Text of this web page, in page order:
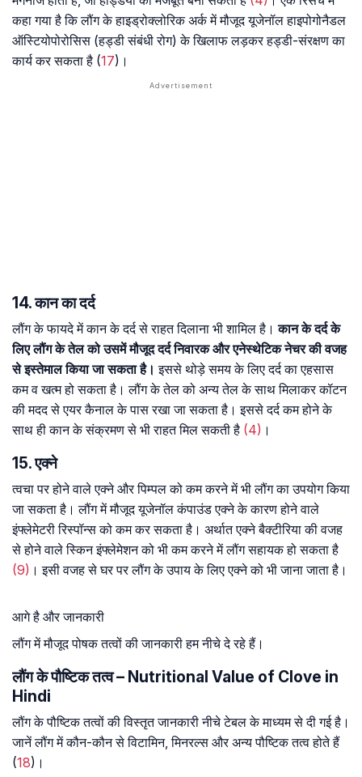
कहा गया है कि लौंग के हाइड्रोक्लोरिक अर्क में मौजूद यूजेनॉल हाइपोगोनैडल
ऑस्टियोपोरोसिस (हड्डी संबंधी रोग) के खिलाफ लड़कर हड्डी-संरक्षण का
कार्य कर सकता है (17)।
14. कान का दर्द
लौंग के फायदे में कान के दर्द से राहत दिलाना भी शामिल है।कान के दर्द के
लिए लौंग के तेल को उसमें मौजूद दर्द निवारक और एनेस्थेटिक नेचर की वजह
से इस्तेमाल किया जा सकता है। इससे थोड़े समय के लिए दर्द का एहसास
कम व खत्म हो सकता है। लौंग के तेल को अन्य तेल के साथ मिलाकर कॉटन
की मदद से एयर कैनाल के पास रखा जा सकता है। इससे दर्द कम होने के
साथ ही कान के संक्रमण से भी राहत मिल सकती है (4) ।
15. एक्ने
त्वचा पर होने वाले एक्ने और पिम्पल को कम करने में भी लौंग का उपयोग किया
जा सकता है। लौंग में मौजूद यूजेनॉल कंपाउंड एक्ने के कारण होने वाले
इंफ्लेमेटरी रिस्पॉन्स को कम कर सकता है। अर्थात एक्ने बैक्टीरिया की वजह
से होने वाले स्किन इंफ्लेमेशन को भी कम करने में लौंग सहायक हो सकता है
(9) । इसी वजह से घर पर लौंग के उपाय के लिए एक्ने को भी जाना जाता है।
आगे है और जानकारी
लौंग में मौजूद पोषक तत्वों की जानकारी हम नीचे दे रहे हैं।
लौंग के पौष्टिक तत्व – Nutritional Value of Clove in
Hindi
लौंग के पौष्टिक तत्वों की विस्तृत जानकारी नीचे टेबल के माध्यम से दी गई है।
जानें लौंग में कौन-कौन से विटामिन, मिनरल्स और अन्य पौष्टिक तत्व होते हैं
(18)।